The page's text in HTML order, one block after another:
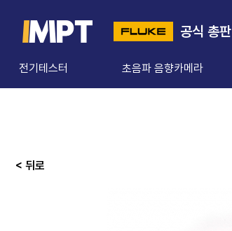
공식 총판
전기테스터 초음파 음향카메라
< 뒤로